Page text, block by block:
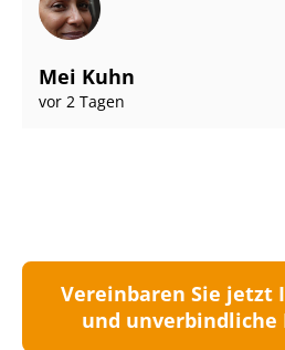
Mei Kuhn
vor 2 Tagen
Vereinbaren Sie jetzt
und unverbindliche